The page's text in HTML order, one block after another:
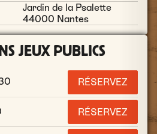
Jardin de la Psalette
44000 Nantes
JEUX PUBLICS
RÉSERVEZ
RÉSERVEZ